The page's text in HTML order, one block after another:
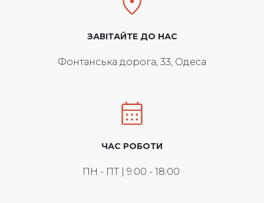
ЗАВІТАЙТЕ ДО НАС
Фонтанська дорога, 33, Одеса
ЧАС РОБОТИ
ПН - ПТ | 9:00 - 18:00